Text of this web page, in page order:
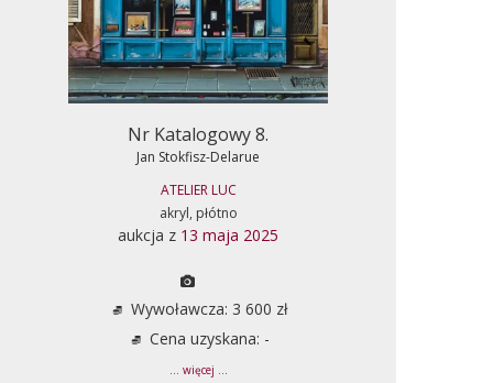
Nr Katalogowy 8.
Jan Stokfisz-Delarue
ATELIER LUC
akryl, płótno
aukcja z 13 maja 2025
Wywoławcza: 3 600 zł
Cena uzyskana: -
... więcej ...